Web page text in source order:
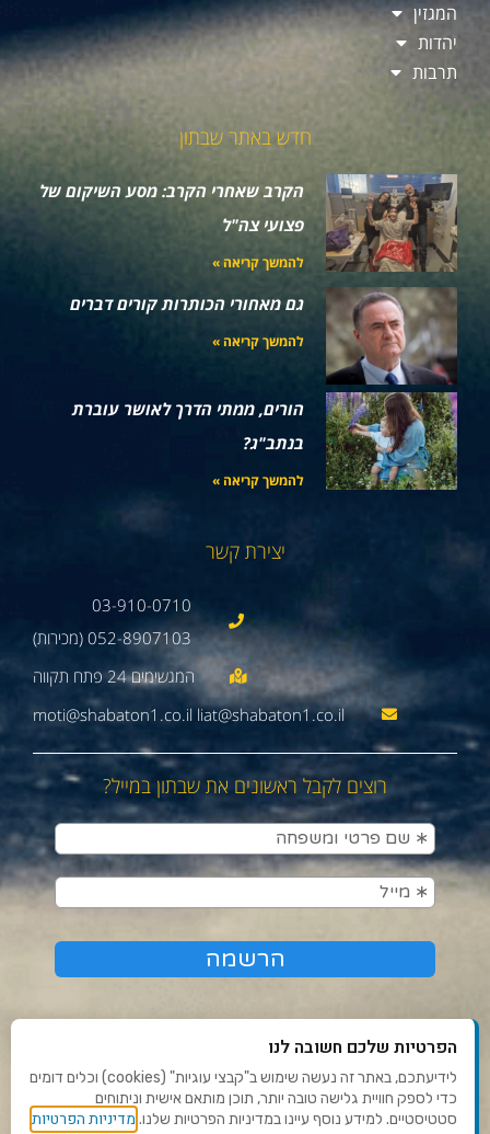
המגזין
יהדות
תרבות
חדש באתר שבתון
הקרב שאחרי הקרב: מסע השיקום של
פצועי צה"ל
להמשך קריאה »
גם מאחורי הכותרות קורים דברים
להמשך קריאה »
הורים, ממתי הדרך לאושר עוברת
בנתב"ג?
להמשך קריאה »
יצירת קשר
03-910-0710
052-8907103 (מכירות)
moti@shabaton1.co.il liat@shabaton1.co.il
רוצים לקבל ראשונים את שבתון במייל?
תנאי שימוש ומדיניות פרטיות
הפרטיות שלכם חשובה לנו
לידיעתכם, באתר זה נעשה שימוש ב"קבצי עוגיות" (cookies) וכלים דומים
כדי לספק חוויית גלישה טובה יותר, תוכן מותאם אישית וניתוחים
סטטיסטיים. למידע נוסף עיינו במדיניות הפרטיות שלנו. מדיניות הפרטיות